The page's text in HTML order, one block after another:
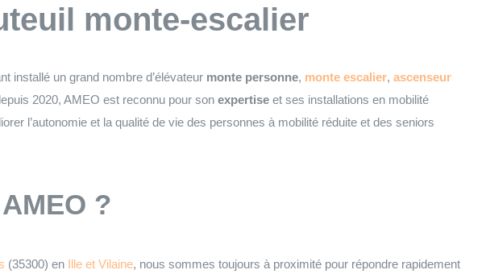
monte-escalier
installé un grand nombre d’élévateur monte personne, monte escalier, ascenseur
2020, AMEO est reconnu pour son expertiseet ses installations en mobilité
l’autonomie et la qualité de vie des personnes à mobilité réduite et des seniors
?
(35300) en Ille et Vilaine, nous sommes toujours à proximité pour répondre rapidement